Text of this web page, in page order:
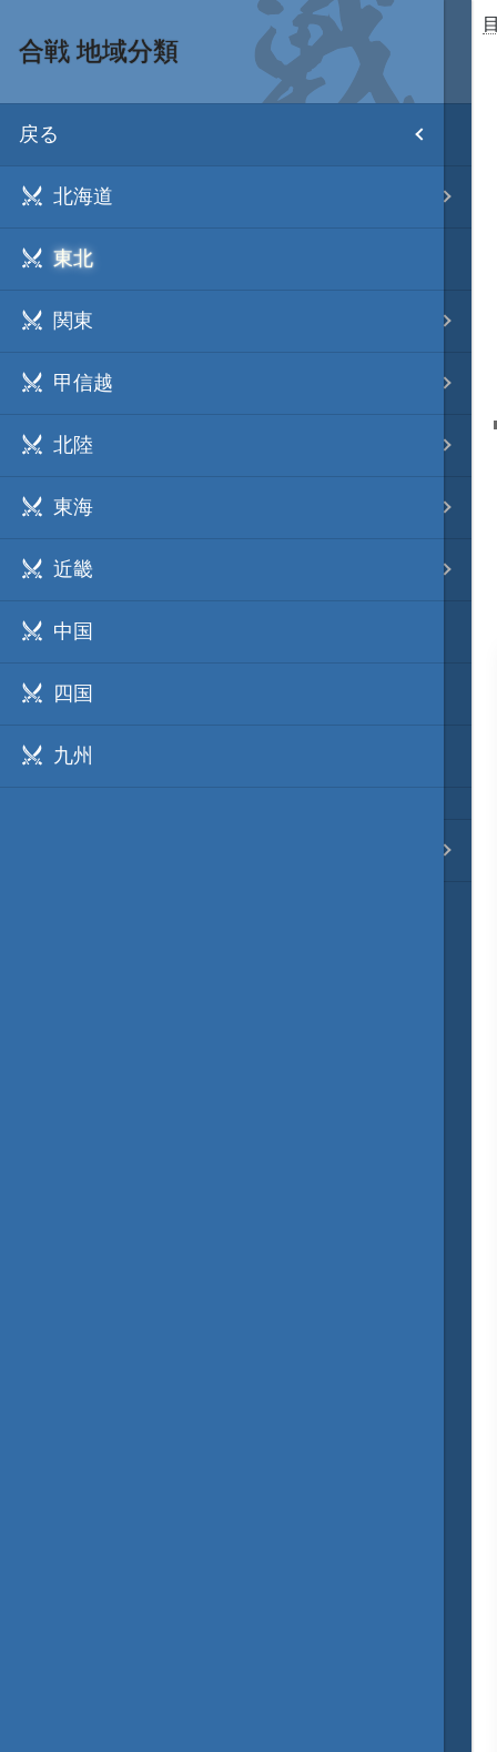
目次
武将 読み一覧
姫 読み一覧
家宝 分類一覧
城 地域分類
合戦 地域分類
合戦 地域分類
戻る
北海道
東北
関東
甲信越
北陸
東海
近畿
中国
四国
九州
事変 地域分類
逸話 分類一覧
戦国ニュース
寺社・城・庭園ニュース
信長の野望ニュース